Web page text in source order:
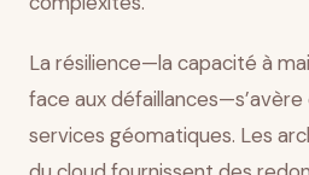
La résilience—la capacité à
face aux
services géomatiques. Les